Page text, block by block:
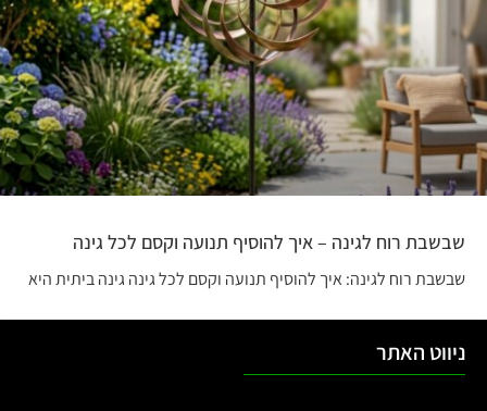
שבשבת רוח לגינה – איך להוסיף תנועה וקסם לכל גינה
שבשבת רוח לגינה: איך להוסיף תנועה וקסם לכל גינה גינה ביתית היא
ניווט האתר